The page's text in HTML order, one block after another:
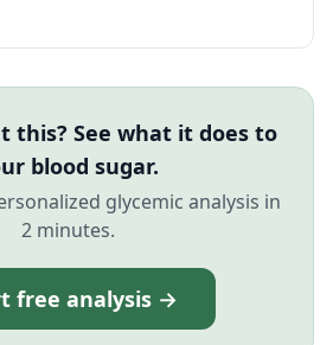
this? See what it does to
blood sugar.
glycemic analysis in
2 minutes.
free analysis →